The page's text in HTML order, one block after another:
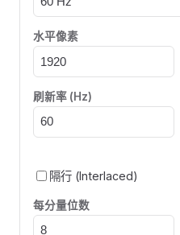
水平像素
刷新率 (Hz)
隔行 (Interlaced)
每分量位数